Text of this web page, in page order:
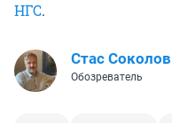
НГС.
Стас Соколов
Обозреватель